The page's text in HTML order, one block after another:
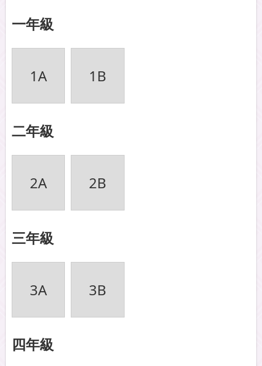
一年級
1A 1B
二年級
2A 2B
三年級
3A 3B
四年級